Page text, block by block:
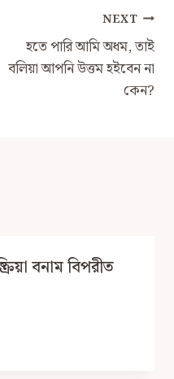
NEXT
হতে পারি আমি অধম, তাই
বলিয়া আপনি উত্তম হইবেন না
কেন?
বনাম বিপরীত